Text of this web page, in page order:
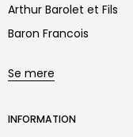
Arthur Barolet et Fils
Baron Francois
Se mere
INFORMATION